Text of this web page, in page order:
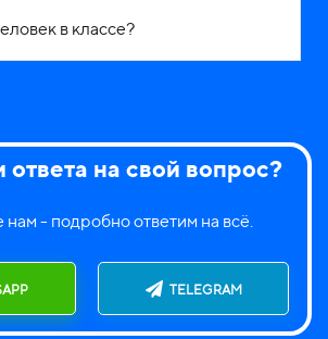
в классе?
на свой вопрос?
- подробно ответим на всё.
TELEGRAM